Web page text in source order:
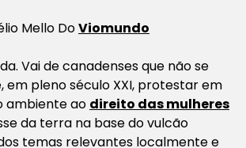
Mello DoViomundo
Vai de canadenses que não se
em pleno século XXI, protestar em
ambiente ao direito das mulheres
da terra na base do vulcão
temas relevantes localmente e